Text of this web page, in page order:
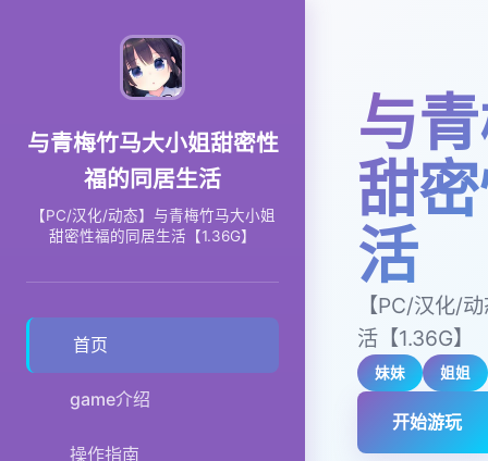
与青梅竹马大小姐甜密性
福的同居生活
【PC/汉化/动态】与青梅竹马大小姐
甜密性福的同居生活【1.36G】
首页
game介绍
操作指南
与
甜
活
【PC/汉化/
活【1.36G】
妹妹 姐姐
开始游玩